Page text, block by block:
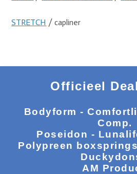
STRETCH / capliner
Officieel
Bodyform -
Comp.
Poseidon -
Polypreen
AM